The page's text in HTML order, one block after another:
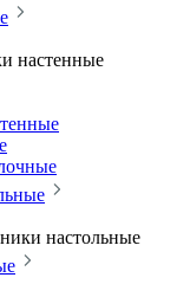
настенные
настольные